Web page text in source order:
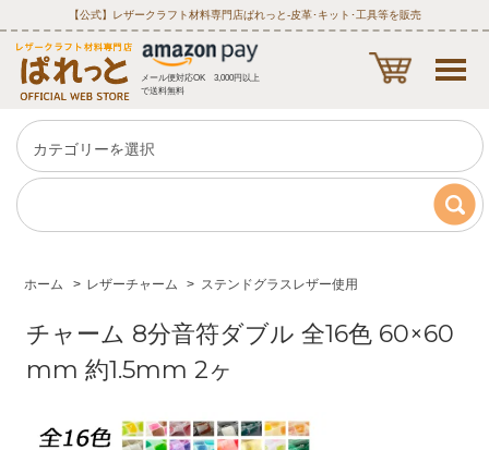
【公式】レザークラフト材料専門店ぱれっと‐皮革･キット･工具等を販売
メール便対応OK 3,000円以上
で送料無料
ホーム > レザーチャーム > ステンドグラスレザー使用
チャーム 8分音符ダブル 全16色 60×60
mm 約1.5mm 2ヶ